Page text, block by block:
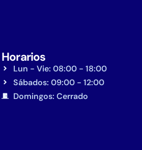
Horarios
Lun - Vie: 08:00 - 18:00
Sábados: 09:00 - 12:00
Domingos: Cerrado